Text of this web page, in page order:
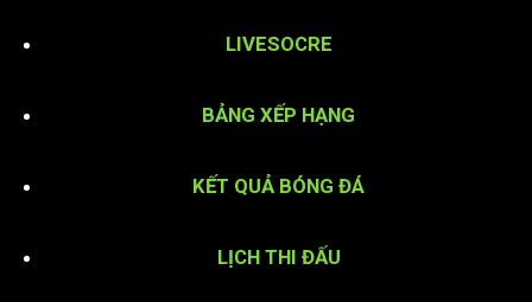
LIVESOCRE
BẢNG XẾP HẠNG
KẾT QUẢ BÓNG ĐÁ
LỊCH THI ĐẤU